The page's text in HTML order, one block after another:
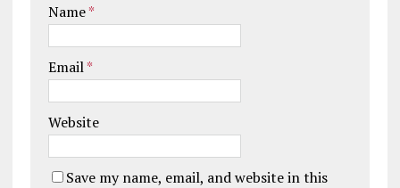
Name*
Email*
Website
Save my name, email, and website in this